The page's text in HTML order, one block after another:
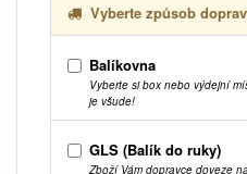
Vyberte způsob
Balíkovna
Vyberte si box nebo výdejní
je všude!
GLS (Balík do ruky)
Zboží Vám dopravce doveze